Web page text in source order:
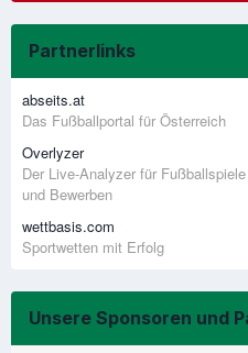
Partnerlinks
abseits.at
Das Fußballportal für Österreich
Overlyzer
Der Live-Analyzer für
und Bewerben
wettbasis.com
Sportwetten mit Erfolg
Unsere Sponsoren und